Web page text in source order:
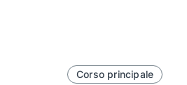
Corso principale